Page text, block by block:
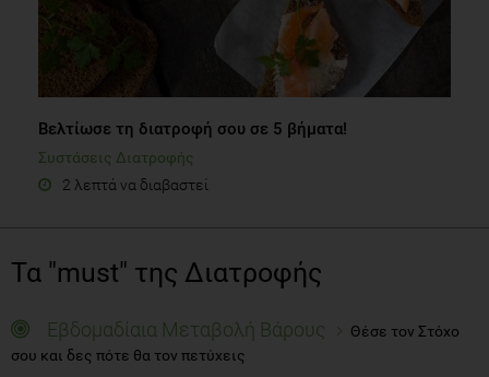
Βελτίωσε τη διατροφή σου σε 5 βήματα!
Συστάσεις Διατροφής
2 λεπτά να διαβαστεί
Τα "must" της Διατροφής
Εβδομαδίαια Μεταβολή Βάρους
Θέσε τον Στόχο
σου και δες πότε θα τον πετύχεις